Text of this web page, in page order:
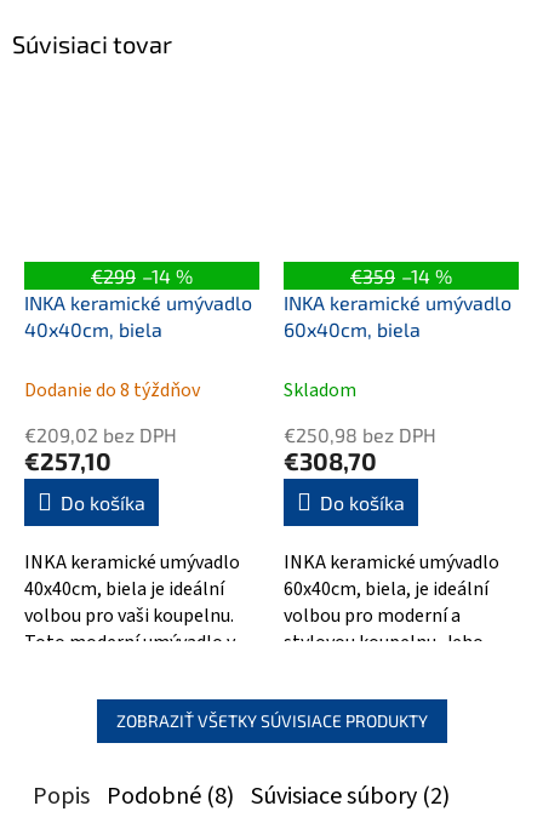
Súvisiaci tovar
€299 –14 %
INKA keramické umývadlo
40x40cm, biela
Dodanie do 8 týždňov
€209,02 bez DPH
€257,10
Do košíka
INKA keramické umývadlo
40x40cm, biela je ideální
volbou pro vaši koupelnu.
Toto moderní umývadlo v
40x40cm je nejen...
€359 –14 %
INKA keramické umývadlo
60x40cm, biela
Skladom
€250,98 bez DPH
€308,70
Do košíka
INKA keramické umývadlo
60x40cm, biela, je ideální
volbou pro moderní a
stylovou koupelnu. Jeho
přidává koupelně...
ZOBRAZIŤ VŠETKY SÚVISIACE PRODUKTY
Popis Podobné (8) Súvisiace súbory (2)